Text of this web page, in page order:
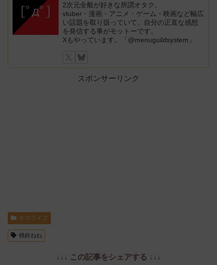
2次元全般が好きな所謂オタク。
vtuber・漫画・アニメ・ゲーム・映画など幅広
い話題を取り扱っていて、自分の正直な感想
を発信する事がモットーです。
Xもやっています。「@menuguildsystem」
スポンサーリンク
ホロライブ
桃鈴ねね
↓↓↓ この記事をシェアする ↓↓↓